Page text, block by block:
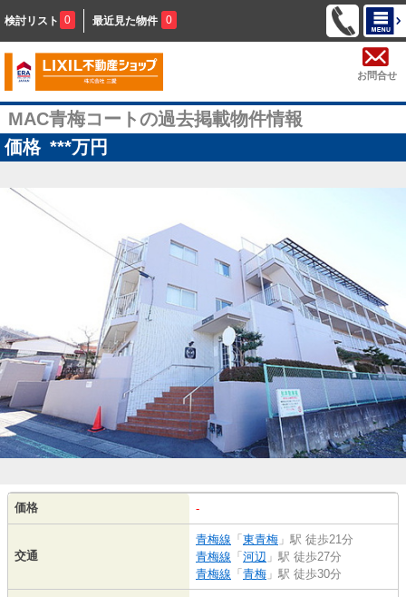
検討リスト 0 最近見た物件 0
お問合せ
MAC青梅コートの過去掲載物件情報
価格 ***万円
価格 -
交通
青梅線 「東青梅 」駅 徒歩21分
青梅線 「河辺 」駅 徒歩27分
青梅線 「青梅 」駅 徒歩30分